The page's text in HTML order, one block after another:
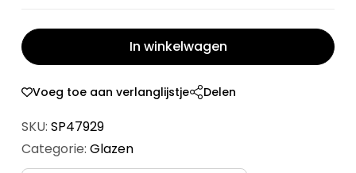
In winkelwagen
Voeg toe aan verlanglijstje Delen
SKU: SP47929
Categorie: Glazen